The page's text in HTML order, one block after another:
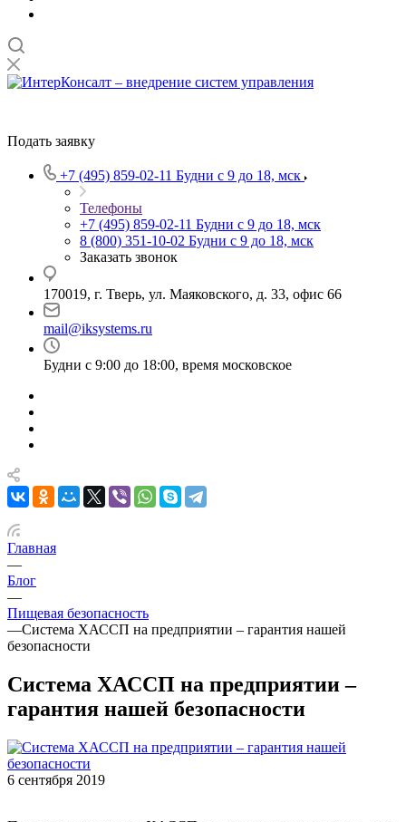
Подать заявку
+7 (495) 859-02-11 Будни с 9 до 18, мск
Телефоны
+7 (495) 859-02-11 Будни с 9 до 18, мск
8 (800) 351-10-02 Будни с 9 до 18, мск
Заказать звонок
170019, г. Тверь, ул. Маяковского, д. 33, офис 66
mail@iksystems.ru
Будни с 9:00 до 18:00, время московское
Главная
—
Блог
—
Пищевая безопасность
—Система ХАССП на предприятии – гарантия нашей
безопасности
Система ХАССП на предприятии –
гарантия нашей безопасности
6 сентября 2019